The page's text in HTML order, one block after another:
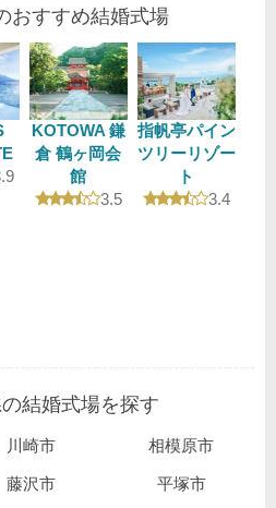
おすすめ結婚式場
コミ評価
KOTOWA 鎌
倉 鶴ヶ岡会
館
口コミ評価
3.5
指帆亭パイン
ツリーリゾー
ト
口コミ評
3.4
結婚式場を探す
川崎市 相模原市
藤沢市 平塚市